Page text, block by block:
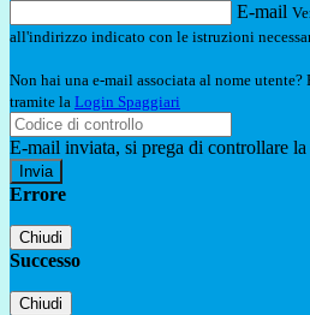
E-mail
all'indirizzo indicato con le istruzioni
Non hai una e-mail associata al nome
tramite la Login Spaggiari
E-mail inviata, si prega di controllare
Errore
Chiudi
Successo
Chiudi